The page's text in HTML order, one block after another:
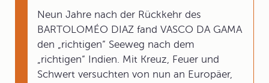
Neun Jahre nach der Rückkehr des
BARTOLOMÉO DIAZ fand VASCO DA GAMA
den „richtigen“ Seeweg nach dem
„richtigen“ Indien. Mit Kreuz, Feuer und
Schwert versuchten von nun an Europäer,